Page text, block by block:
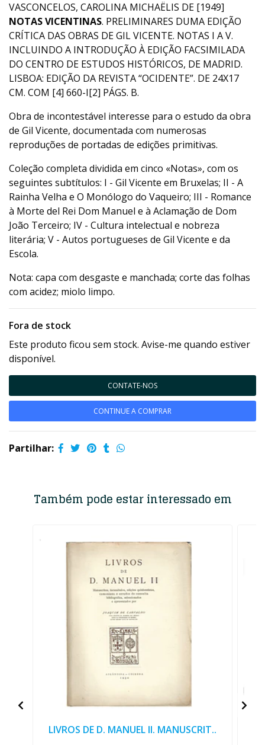
VASCONCELOS, CAROLINA MICHAËLIS DE [1949]
NOTAS VICENTINAS. PRELIMINARES DUMA EDIÇÃO
CRÍTICA DAS OBRAS DE GIL VICENTE. NOTAS I A V.
INCLUINDO A INTRODUÇÃO À EDIÇÃO FACSIMILADA
DO CENTRO DE ESTUDOS HISTÓRICOS, DE MADRID.
LISBOA: EDIÇÃO DA REVISTA “OCIDENTE”. DE 24X17
CM. COM [4] 660-I[2] PÁGS. B.
Obra de incontestável interesse para o estudo da obra
de Gil Vicente, documentada com numerosas
reproduções de portadas de edições primitivas.
Coleção completa dividida em cinco «Notas», com os
seguintes subtítulos: I - Gil Vicente em Bruxelas; II - A
Rainha Velha e O Monólogo do Vaqueiro; III - Romance
à Morte del Rei Dom Manuel e à Aclamação de Dom
João Terceiro; IV - Cultura intelectual e nobreza
literária; V - Autos portugueses de Gil Vicente e da
Escola.
Nota: capa com desgaste e manchada; corte das folhas
com acidez; miolo limpo.
Fora de stock
Este produto ficou sem stock. Avise-me quando estiver
disponível.
CONTATE-NOS
CONTINUE A COMPRAR
Partilhar:
Também pode estar interessado em
LIVROS DE D. MANUEL II. MANUSCRIT..